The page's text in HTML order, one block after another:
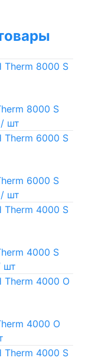
8000 S
/ шт
6000 S
/ шт
4000 S
шт
4000 O